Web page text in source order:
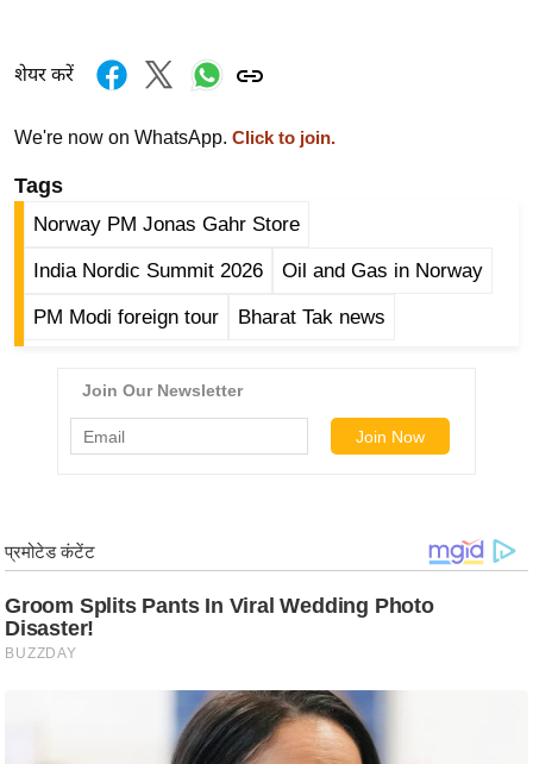
रं
न
ग
त
बॉ
वु
ल्म
मी
क्षा
शेयर करें
We're now on WhatsApp. Click to join.
Tags
Norway PM Jonas Gahr Store
India Nordic Summit 2026 Oil and Gas in Norway
PM Modi foreign tour Bharat Tak news